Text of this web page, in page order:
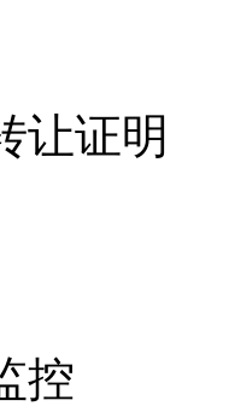
让证明
控